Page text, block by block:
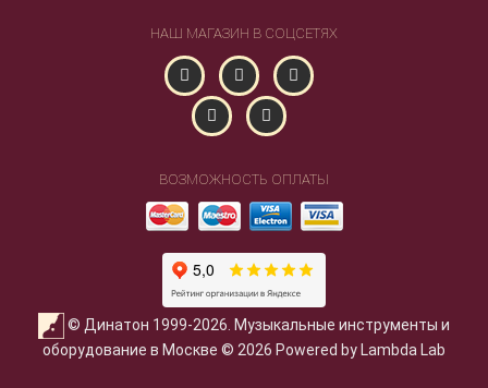
НАШ МАГАЗИН В СОЦСЕТЯХ
ВОЗМОЖНОСТЬ ОПЛАТЫ
© Динатон 1999-2026. Музыкальные инструменты и
оборудование в Москве © 2026 Powered by Lambda Lab